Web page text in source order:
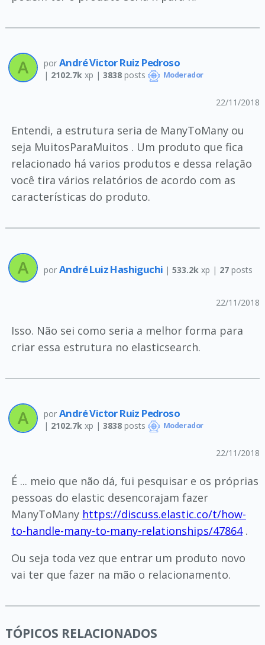
por André Victor Ruiz Pedroso
| 2102.7k xp | 3838posts Moderador
22/11/2018
Entendi, a estrutura seria de ManyToMany ou
seja MuitosParaMuitos . Um produto que fica
relacionado há varios produtos e dessa relação
você tira vários relatórios de acordo com as
características do produto.
por André Luiz Hashiguchi | 533.2k xp | 27posts
22/11/2018
Isso. Não sei como seria a melhor forma para
criar essa estrutura no elasticsearch.
por André Victor Ruiz Pedroso
| 2102.7k xp | 3838posts Moderador
22/11/2018
É ... meio que não dá, fui pesquisar e os próprias
pessoas do elastic desencorajam fazer
ManyToMany https://discuss.elastic.co/t/how-
to-handle-many-to-many-relationships/47864.
Ou seja toda vez que entrar um produto novo
vai ter que fazer na mão o relacionamento.
TÓPICOS RELACIONADOS